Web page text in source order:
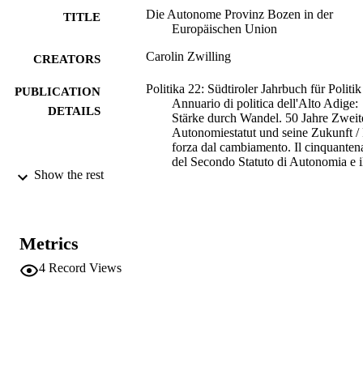
TITLE
Die Autonome Provinz Bozen in der
Europäischen Union
CREATORS Carolin Zwilling
PUBLICATION
DETAILS
Politika 22: Südtiroler Jahrbuch für
Annuario di politica dell'Alto Adige:
Stärke durch Wandel. 50 Jahre
Autonomiestatut und seine Zukunft /
forza dal cambiamento. Il
del Secondo Statuto di Autonomia e
SERIES /
Show the rest
Metrics
4 Record Views